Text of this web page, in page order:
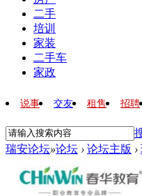
二手
培训
家装
二手车
家政
说事 交友 租售 招聘
瑞安论坛»论坛 › 论坛主版 ›